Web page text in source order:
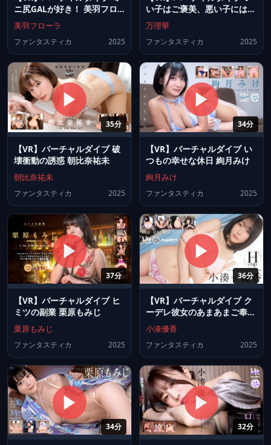
ニ尻GALが好き！ 美羽フロ
ーラ
美羽フローラ
ファンタスティカ 2025
い子はご褒美、悪い子にはお
仕置き 万理華
万理華
ファンタスティカ 2025
35分
【VR】バーチャルダイブ 破
壊衝動の誘惑 朝比奈祐未
朝比奈祐未
ファンタスティカ 2025
34分
【VR】バーチャルダイブ い
つもの幸せな休日 絢月みけ
絢月みけ
ファンタスティカ 2025
37分
【VR】バーチャルダイブ ヒ
ミツの副業 栗原もみじ
栗原もみじ
ファンタスティカ 2025
36分
【VR】バーチャルダイブ ク
ーデレ彼女のあまあまご奉仕
小湊優香
小湊優香
ファンタスティカ 2025
34分 32分